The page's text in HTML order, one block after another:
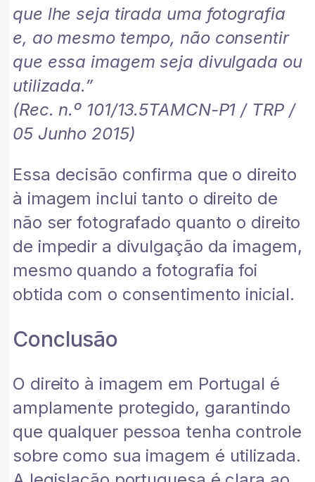
que lhe seja tirada uma fotografia
e, ao mesmo tempo, não consentir
que essa imagem seja divulgada ou
utilizada.”
(Rec. n.º 101/13.5TAMCN-P1 / TRP /
05 Junho 2015)
Essa decisão confirma que o direito
à imagem inclui tanto o direito de
não ser fotografado quanto o direito
de impedir a divulgação da imagem,
mesmo quando a fotografia foi
obtida com o consentimento inicial.
Conclusão
O direito à imagem em Portugal é
amplamente protegido, garantindo
que qualquer pessoa tenha controle
sobre como sua imagem é utilizada.